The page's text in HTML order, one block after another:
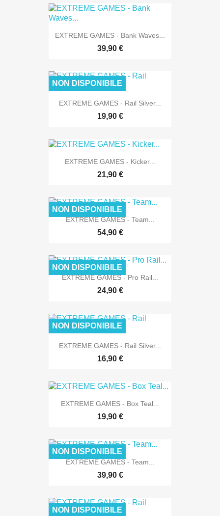
EXTREME GAMES - Bank Waves...
39,90 €
EXTREME GAMES - Rail Silver...
19,90 €
NON DISPONIBILE
EXTREME GAMES - Kicker...
21,90 €
EXTREME GAMES - Team...
54,90 €
NON DISPONIBILE
EXTREME GAMES - Pro Rail...
24,90 €
NON DISPONIBILE
EXTREME GAMES - Rail Silver...
16,90 €
NON DISPONIBILE
EXTREME GAMES - Box Teal...
19,90 €
EXTREME GAMES - Team...
39,90 €
NON DISPONIBILE
NON DISPONIBILE